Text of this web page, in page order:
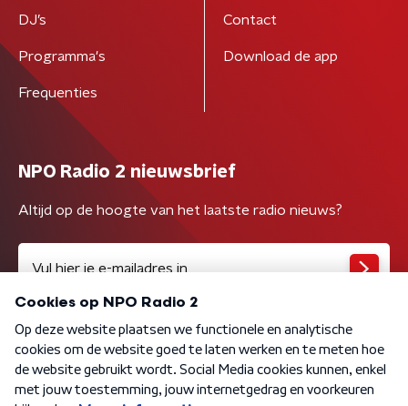
DJ’s
Programma's
Frequenties
Contact
Download de app
NPO Radio 2 nieuwsbrief
Altijd op de hoogte van het laatste radio nieuws?
Algemene voorwaarden